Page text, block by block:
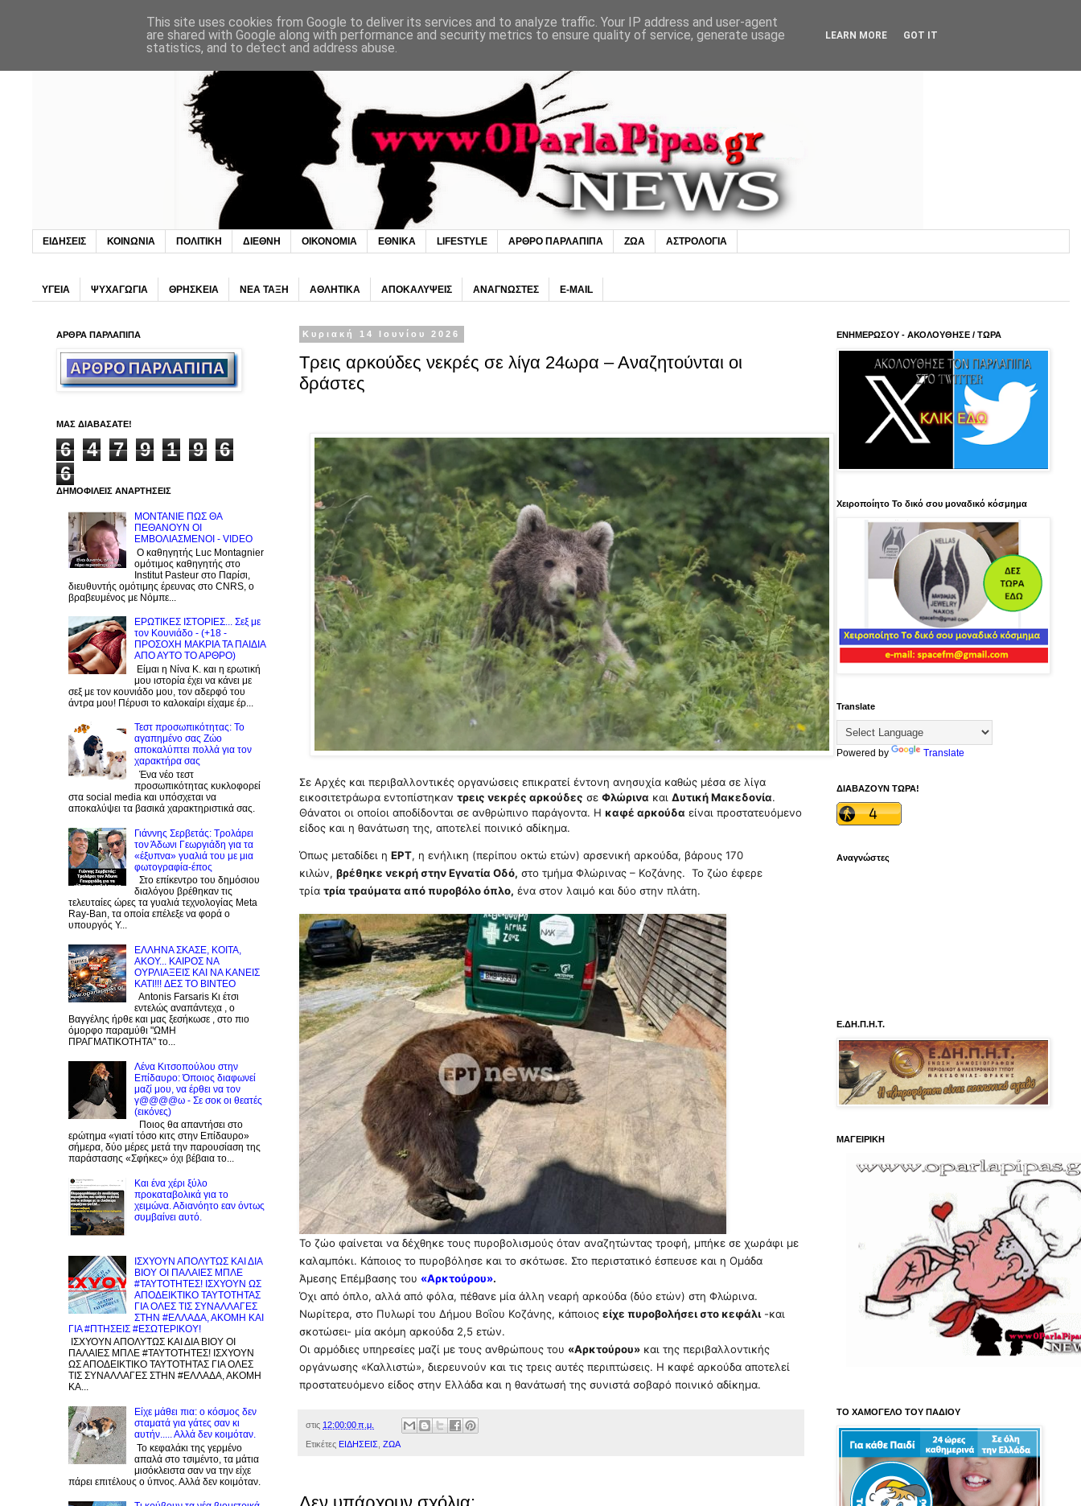
ΕΙΔΗΣΕΙΣ ΚΟΙΝΩΝΙΑ ΠΟΛΙΤΙΚΗ ΔΙΕΘΝΗ ΟΙΚΟΝΟΜΙΑ ΕΘΝΙΚΑ LIFESTYLE ΑΡΘΡΟ ΠΑΡΛΑΠΙΠΑ ΖΩΑ ΑΣΤΡΟΛΟΓΙΑ
ΥΓΕΙΑ ΨΥΧΑΓΩΓΙΑ ΘΡΗΣΚΕΙΑ ΝΕΑ ΤΑΞΗ ΑΘΛΗΤΙΚΑ ΑΠΟΚΑΛΥΨΕΙΣ ΑΝΑΓΝΩΣΤΕΣ E-MAIL
Κυριακή 14 Ιουνίου 2026
Τρεις αρκούδες νεκρές σε λίγα 24ωρα – Αναζητούνται οι
δράστες
Σε Aρχές και περιβαλλοντικές οργανώσεις επικρατεί έντονη ανησυχία καθώς μέσα σε λίγα
εικοσιτετράωρα εντοπίστηκαν τρεις νεκρές αρκούδες σε Φλώρινα και Δυτική Μακεδονία.
Θάνατοι οι οποίοι αποδίδονται σε ανθρώπινο παράγοντα. Η καφέ αρκούδα είναι προστατευόμενο
είδος και η θανάτωση της, αποτελεί ποινικό αδίκημα.
Όπως μεταδίδει η ΕΡΤ, η ενήλικη (περίπου οκτώ ετών) αρσενική αρκούδα, βάρους 170
κιλών, βρέθηκε νεκρή στην Εγνατία Οδό, στο τμήμα Φλώρινας – Κοζάνης. Το ζώο έφερε
τρία τρία τραύματα από πυροβόλο όπλο, ένα στον λαιμό και δύο στην πλάτη.
Το ζώο φαίνεται να δέχθηκε τους πυροβολισμούς όταν αναζητώντας τροφή, μπήκε σε χωράφι με
καλαμπόκι. Κάποιος το πυροβόλησε και το σκότωσε. Στο περιστατικό έσπευσε και η Ομάδα
Άμεσης Επέμβασης του «Αρκτούρου».
Όχι από όπλο, αλλά από φόλα, πέθανε μία άλλη νεαρή αρκούδα (δύο ετών) στη Φλώρινα.
Νωρίτερα, στο Πυλωρί του Δήμου Βοΐου Κοζάνης, κάποιος είχε πυροβολήσει στο κεφάλι -και
σκοτώσει- μία ακόμη αρκούδα 2,5 ετών.
Οι αρμόδιες υπηρεσίες μαζί με τους ανθρώπους του «Αρκτούρου» και της περιβαλλοντικής
οργάνωσης «Καλλιστώ», διερευνούν και τις τρεις αυτές περιπτώσεις. Η καφέ αρκούδα αποτελεί
προστατευόμενο είδος στην Ελλάδα και η θανάτωσή της συνιστά σοβαρό ποινικό αδίκημα.
στις 12:00:00 π.μ.
Ετικέτες ΕΙΔΗΣΕΙΣ ΖΩΑ
ΑΡΘΡΑ ΠΑΡΛΑΠΙΠΑ
ΜΑΣ ΔΙΑΒΑΣΑΤΕ!
6 4 7 9 1 9
6
6
ΔΗΜΟΦΙΛΕΙΣ ΑΝΑΡΤΗΣΕΙΣ
ΜΟΝΤΑΝΙΕ ΠΩΣ ΘΑ
ΠΕΘΑΝΟΥΝ ΟΙ
ΕΜΒΟΛΙΑΣΜΕΝΟΙ - VIDEO
Ο καθηγητής Luc Montagnier
ομότιμος καθηγητής στο
Institut Pasteur στο Παρίσι,
διευθυντής ομότιμης έρευνας στο CNRS, o
βραβευμένος με Νόμπε...
ΕΡΩΤΙΚΕΣ ΙΣΤΟΡΙΕΣ... Σεξ με
τον Kουνιάδο - (+18 -
ΠΡΟΣΟΧΗ ΜΑΚΡΙΑ ΤΑ ΠΑΙΔΙΑ
ΑΠΟ ΑΥΤΟ ΤΟ ΑΡΘΡΟ)
Είμαι η Νίνα Κ. και η ερωτική
μου ιστορία έχει να κάνει με
σεξ με τον κουνιάδο μου, τον αδερφό του
άντρα μου! Πέρυσι το καλοκαίρι είχαμε έρ...
Τεστ προσωπικότητας: Το
αγαπημένο σας Zώο
αποκαλύπτει πολλά για τον
χαρακτήρα σας
Ένα νέο τεστ
προσωπικότητας κυκλοφορεί
στα social media και υπόσχεται να
αποκαλύψει τα βασικά χαρακτηριστικά σας.
Γιάννης Σερβετάς: Τρολάρει
τον Άδωνι Γεωργιάδη για τα
«έξυπνα» γυαλιά του με μια
φωτογραφία-έπος
Στο επίκεντρο του δημόσιου
διαλόγου βρέθηκαν τις
τελευταίες ώρες τα γυαλιά τεχνολογίας Meta
Ray-Ban, τα οποία επέλεξε να φορά ο
υπουργός Υ...
EΛΛΗΝΑ ΣΚΑΣΕ, ΚΟΙΤΑ,
ΑΚΟΥ... ΚΑΙΡΟΣ ΝΑ
ΟΥΡΛIAΞΕΙΣ ΚΑΙ ΝΑ ΚΑΝΕΙΣ
KATI!!! ΔΕΣ TO BINTEO
Antonis Farsaris Κι έτσι
εντελώς αναπάντεχα , ο
Βαγγέλης ήρθε και μας ξεσήκωσε , στο πιο
όμορφο παραμύθι "ΩΜΗ
ΠΡΑΓΜΑΤΙΚΟΤΗΤΑ" το...
Λένα Κιτσοπούλου στην
Επίδαυρο: Όποιος διαφωνεί
μαζί μου, να έρθει να τον
γ@@@@ω - Σε σοκ οι θεατές
(εικόνες)
Ποιος θα απαντήσει στο
ερώτημα «γιατί τόσο κιτς στην Επίδαυρο»
σήμερα, δύο μέρες μετά την παρουσίαση της
παράστασης «Σφήκες» όχι βέβαια το...
Και ένα χέρι ξύλο
προκαταβολικά για το
χειμώνα. Αδιανόητο εαν όντως
συμβαίνει αυτό.
ΙΣΧΥΟΥΝ ΑΠΟΛΥΤΩΣ ΚΑΙ ΔΙΑ
ΒΙΟΥ ΟΙ ΠΑΛΑΙΕΣ ΜΠΛΕ
#ΤΑΥΤΟΤΗΤΕΣ! ΙΣΧΥΟΥΝ ΩΣ
ΑΠΟΔΕΙΚΤΙΚΟ ΤΑΥΤΟΤΗΤΑΣ
ΓΙΑ ΟΛΕΣ ΤΙΣ ΣΥΝΑΛΛΑΓΕΣ
ΣΤΗΝ #ΕΛΛΑΔΑ, ΑΚΟΜΗ ΚΑΙ
ΓΙΑ #ΠΤΗΣΕΙΣ #ΕΣΩΤΕΡΙΚΟΥ!
ΙΣΧΥΟΥΝ ΑΠΟΛΥΤΩΣ ΚΑΙ ΔΙΑ ΒΙΟΥ ΟΙ
ΠΑΛΑΙΕΣ ΜΠΛΕ #ΤΑΥΤΟΤΗΤΕΣ! ΙΣΧΥΟΥΝ
ΩΣ ΑΠΟΔΕΙΚΤΙΚΟ ΤΑΥΤΟΤΗΤΑΣ ΓΙΑ ΟΛΕΣ
ΤΙΣ ΣΥΝΑΛΛΑΓΕΣ ΣΤΗΝ #ΕΛΛΑΔΑ, ΑΚΟΜΗ
ΚΑ...
Είχε μάθει πια: ο κόσμος δεν
σταματά για γάτες σαν κι
αυτήν..... Αλλά δεν κοιμόταν.
Το κεφαλάκι της γερμένο
απαλά στο τσιμέντο, τα μάτια
μισόκλειστα σαν να την είχε
πάρει επιτέλους ο ύπνος. Αλλά δεν κοιμόταν.
ΕΝΗΜΕΡΩΣΟΥ - ΑΚΟΛΟΥΘΗΣΕ / ΤΩΡΑ
Χειροποίητο Το δικό σου μοναδικό κόσμημα
Translate
Powered by Translate
ΔΙΑΒΑΖΟΥΝ ΤΩΡΑ!
Αναγνώστες
Ε.ΔΗ.Π.Η.Τ.
ΜΑΓΕΙΡΙΚΗ
ΤΟ ΧΑΜΟΓΕΛΟ ΤΟΥ ΠΑΔΙΟΥ
This site uses cookies from Google to deliver its services and to analyze traffic. Your IP address and user-agent
are shared with Google along with performance and security metrics to ensure quality of service, generate usage
statistics, and to detect and address abuse.
LEARN MORE GOT IT